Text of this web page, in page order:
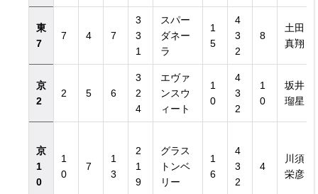
東
7
7 4 7
3
3
1
スパー
ダネー
ラ
1
5
4
3
2
8
土田
真翔
京
2
2 5 6
3
2
4
エヴァ
ンスウ
ィート
1
0
4
3
2
1
0
坂井
瑠星
京
1
0
1
0
7
1
3
2
1
9
グラス
トンベ
リー
1
6
4
3
2
4
川須
栄彦